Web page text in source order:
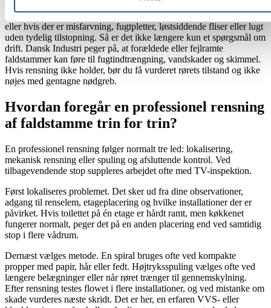
Billedet ændrer sig, hvis problemerne vender tilbage kort tid efter,
eller hvis der er misfarvning, fugtpletter, løstsiddende fliser eller lugt
uden tydelig tilstopning. Så er det ikke længere kun et spørgsmål om
drift. Dansk Industri peger på, at forældede eller fejlramte
faldstammer kan føre til fugtindtrængning, vandskader og skimmel.
Hvis rensning ikke holder, bør du få vurderet rørets tilstand og ikke
nøjes med gentagne nødgreb.
Hvordan foregår en professionel rensning
af faldstamme trin for trin?
En professionel rensning følger normalt tre led: lokalisering,
mekanisk rensning eller spuling og afsluttende kontrol. Ved
tilbagevendende stop suppleres arbejdet ofte med TV-inspektion.
Først lokaliseres problemet. Det sker ud fra dine observationer,
adgang til renselem, etageplacering og hvilke installationer der er
påvirket. Hvis toilettet på én etage er hårdt ramt, men køkkenet
fungerer normalt, peger det på en anden placering end ved samtidig
stop i flere vådrum.
Dernæst vælges metode. En spiral bruges ofte ved kompakte
propper med papir, hår eller fedt. Højtryksspuling vælges ofte ved
længere belægninger eller når røret trænger til gennemskylning.
Efter rensning testes flowet i flere installationer, og ved mistanke om
skade vurderes næste skridt. Det er her, en erfaren VVS- eller